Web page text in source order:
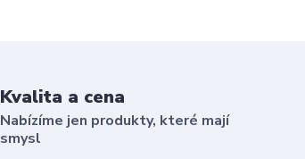
Kvalita a cena
Nabízíme jen produkty, které mají
smysl